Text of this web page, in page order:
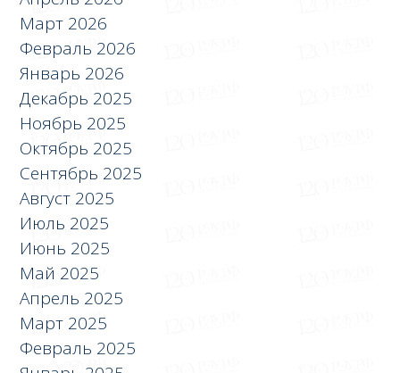
Март 2026
Февраль 2026
Январь 2026
Декабрь 2025
Ноябрь 2025
Октябрь 2025
Сентябрь 2025
Август 2025
Июль 2025
Июнь 2025
Май 2025
Апрель 2025
Март 2025
Февраль 2025